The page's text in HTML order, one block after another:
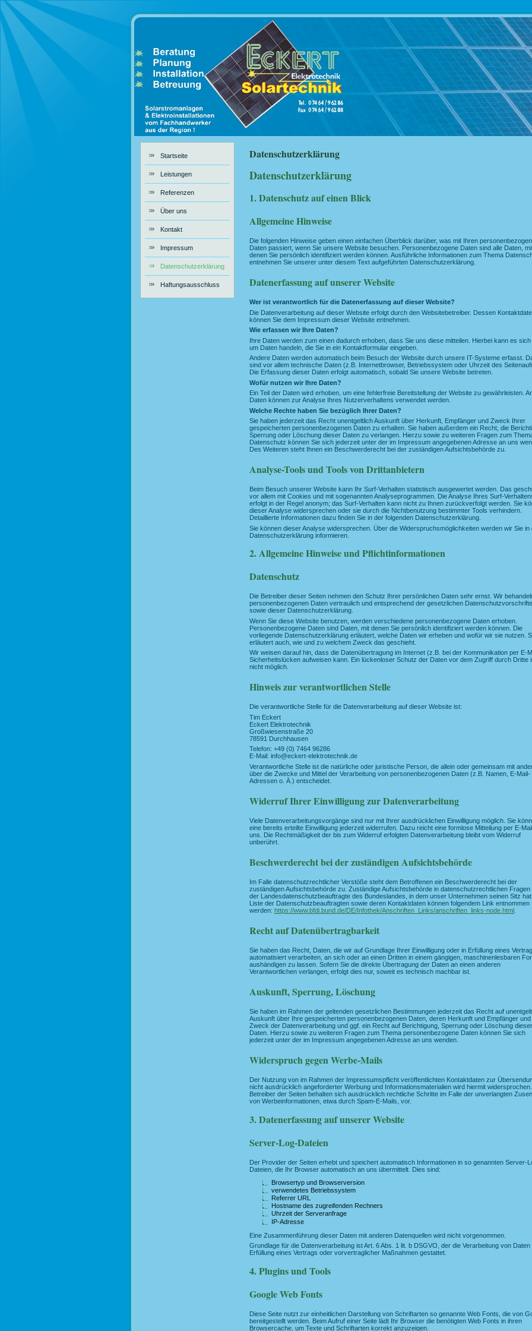
Startseite
Leistungen
Referenzen
Über uns
Kontakt
Impressum
Datenschutzerklärung
Haftungsausschluss
Datenschutzerklärung
Datenschutzerklärung
1. Datenschutz auf einen Blick
Allgemeine Hinweise
Die folgenden Hinweise geben einen einfachen Überblick darüber, was mit Ihren
Daten passiert, wenn Sie unsere Website besuchen. Personenbezogene Daten sind alle Daten,
denen Sie persönlich identifiziert werden können. Ausführliche Informationen zum Thema
entnehmen Sie unserer unter diesem Text aufgeführten Datenschutzerklärung.
Datenerfassung auf unserer Website
Wer ist verantwortlich für die Datenerfassung auf dieser Website?
Die Datenverarbeitung auf dieser Website erfolgt durch den Websitebetreiber. Dessen
können Sie dem Impressum dieser Website entnehmen.
Wie erfassen wir Ihre Daten?
Ihre Daten werden zum einen dadurch erhoben, dass Sie uns diese mitteilen. Hierbei kann es sich
um Daten handeln, die Sie in ein Kontaktformular eingeben.
Andere Daten werden automatisch beim Besuch der Website durch unsere IT-Systeme erfasst.
sind vor allem technische Daten (z.B. Internetbrowser, Betriebssystem oder Uhrzeit des
Die Erfassung dieser Daten erfolgt automatisch, sobald Sie unsere Website betreten.
Wofür nutzen wir Ihre Daten?
Ein Teil der Daten wird erhoben, um eine fehlerfreie Bereitstellung der Website zu gewährleisten.
Daten können zur Analyse Ihres Nutzerverhaltens verwendet werden.
Welche Rechte haben Sie bezüglich Ihrer Daten?
Sie haben jederzeit das Recht unentgeltlich Auskunft über Herkunft, Empfänger und Zweck Ihrer
gespeicherten personenbezogenen Daten zu erhalten. Sie haben außerdem ein Recht, die
Sperrung oder Löschung dieser Daten zu verlangen. Hierzu sowie zu weiteren Fragen zum
Datenschutz können Sie sich jederzeit unter der im Impressum angegebenen Adresse an uns
Des Weiteren steht Ihnen ein Beschwerderecht bei der zuständigen Aufsichtsbehörde zu.
Analyse-Tools und Tools von Drittanbietern
Beim Besuch unserer Website kann Ihr Surf-Verhalten statistisch ausgewertet werden. Das
vor allem mit Cookies und mit sogenannten Analyseprogrammen. Die Analyse Ihres Surf-
erfolgt in der Regel anonym; das Surf-Verhalten kann nicht zu Ihnen zurückverfolgt werden. Sie
dieser Analyse widersprechen oder sie durch die Nichtbenutzung bestimmter Tools verhindern.
Detaillierte Informationen dazu finden Sie in der folgenden Datenschutzerklärung.
Sie können dieser Analyse widersprechen. Über die Widerspruchsmöglichkeiten werden wir Sie in
Datenschutzerklärung informieren.
2. Allgemeine Hinweise und Pflichtinformationen
Datenschutz
Die Betreiber dieser Seiten nehmen den Schutz Ihrer persönlichen Daten sehr ernst. Wir
personenbezogenen Daten vertraulich und entsprechend der gesetzlichen
sowie dieser Datenschutzerklärung.
Wenn Sie diese Website benutzen, werden verschiedene personenbezogene Daten erhoben.
Personenbezogene Daten sind Daten, mit denen Sie persönlich identifiziert werden können. Die
vorliegende Datenschutzerklärung erläutert, welche Daten wir erheben und wofür wir sie nutzen.
erläutert auch, wie und zu welchem Zweck das geschieht.
Wir weisen darauf hin, dass die Datenübertragung im Internet (z.B. bei der Kommunikation per E-
Sicherheitslücken aufweisen kann. Ein lückenloser Schutz der Daten vor dem Zugriff durch Dritte
nicht möglich.
Hinweis zur verantwortlichen Stelle
Die verantwortliche Stelle für die Datenverarbeitung auf dieser Website ist:
Tim Eckert
Eckert Elektrotechnik
Großwiesenstraße 20
78591 Durchhausen
Telefon: +49 (0) 7464 96286
E-Mail: info@eckert-elektrotechnik.de
Verantwortliche Stelle ist die natürliche oder juristische Person, die allein oder gemeinsam mit
über die Zwecke und Mittel der Verarbeitung von personenbezogenen Daten (z.B. Namen, E-Mail-
Adressen o. Ä.) entscheidet.
Widerruf Ihrer Einwilligung zur Datenverarbeitung
Viele Datenverarbeitungsvorgänge sind nur mit Ihrer ausdrücklichen Einwilligung möglich. Sie
eine bereits erteilte Einwilligung jederzeit widerrufen. Dazu reicht eine formlose Mitteilung per E-
uns. Die Rechtmäßigkeit der bis zum Widerruf erfolgten Datenverarbeitung bleibt vom Widerruf
unberührt.
Beschwerderecht bei der zuständigen Aufsichtsbehörde
Im Falle datenschutzrechtlicher Verstöße steht dem Betroffenen ein Beschwerderecht bei der
zuständigen Aufsichtsbehörde zu. Zuständige Aufsichtsbehörde in datenschutzrechtlichen Fragen
der Landesdatenschutzbeauftragte des Bundeslandes, in dem unser Unternehmen seinen Sitz
Liste der Datenschutzbeauftragten sowie deren Kontaktdaten können folgendem Link entnommen
werden: https://www.bfdi.bund.de/DE/Infothek/Anschriften_Links/anschriften_links-node.html
Recht auf Datenübertragbarkeit
Sie haben das Recht, Daten, die wir auf Grundlage Ihrer Einwilligung oder in Erfüllung eines
automatisiert verarbeiten, an sich oder an einen Dritten in einem gängigen, maschinenlesbaren
aushändigen zu lassen. Sofern Sie die direkte Übertragung der Daten an einen anderen
Verantwortlichen verlangen, erfolgt dies nur, soweit es technisch machbar ist.
Auskunft, Sperrung, Löschung
Sie haben im Rahmen der geltenden gesetzlichen Bestimmungen jederzeit das Recht auf
Auskunft über Ihre gespeicherten personenbezogenen Daten, deren Herkunft und Empfänger und
Zweck der Datenverarbeitung und ggf. ein Recht auf Berichtigung, Sperrung oder Löschung dieser
Daten. Hierzu sowie zu weiteren Fragen zum Thema personenbezogene Daten können Sie sich
jederzeit unter der im Impressum angegebenen Adresse an uns wenden.
Widerspruch gegen Werbe-Mails
Der Nutzung von im Rahmen der Impressumspflicht veröffentlichten Kontaktdaten zur
nicht ausdrücklich angeforderter Werbung und Informationsmaterialien wird hiermit
Betreiber der Seiten behalten sich ausdrücklich rechtliche Schritte im Falle der unverlangten
von Werbeinformationen, etwa durch Spam-E-Mails, vor.
3. Datenerfassung auf unserer Website
Server-Log-Dateien
Der Provider der Seiten erhebt und speichert automatisch Informationen in so genannten Server-
Dateien, die Ihr Browser automatisch an uns übermittelt. Dies sind:
Browsertyp und Browserversion
verwendetes Betriebssystem
Referrer URL
Hostname des zugreifenden Rechners
Uhrzeit der Serveranfrage
IP-Adresse
Eine Zusammenführung dieser Daten mit anderen Datenquellen wird nicht vorgenommen.
Grundlage für die Datenverarbeitung ist Art. 6 Abs. 1 lit. b DSGVO, der die Verarbeitung von Daten
Erfüllung eines Vertrags oder vorvertraglicher Maßnahmen gestattet.
4. Plugins und Tools
Google Web Fonts
Diese Seite nutzt zur einheitlichen Darstellung von Schriftarten so genannte Web Fonts, die von
bereitgestellt werden. Beim Aufruf einer Seite lädt Ihr Browser die benötigten Web Fonts in ihren
Browsercache, um Texte und Schriftarten korrekt anzuzeigen.